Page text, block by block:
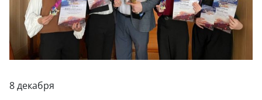
8 декабря